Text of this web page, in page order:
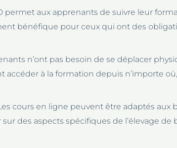
permet aux apprenants de suivre leur
bénéfique pour ceux qui ont des
n’ont pas besoin de se déplacer
accéder à la formation depuis n’importe
cours en ligne peuvent être adaptés aux
des aspects spécifiques de l’élevage de